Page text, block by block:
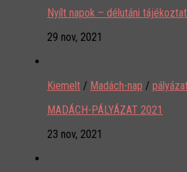
Nyílt napok – délutáni
29 nov, 2021
Kiemelt / Madách-nap /
MADÁCH-PÁLYÁZAT 2021
23 nov, 2021